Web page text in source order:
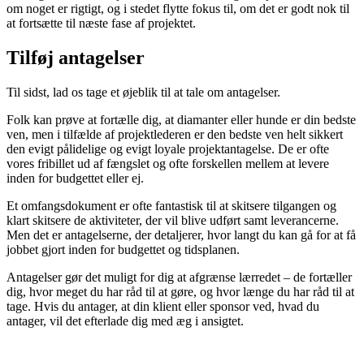
om noget er rigtigt, og i stedet flytte fokus til, om det er godt nok til
at fortsætte til næste fase af projektet.
Tilføj antagelser
Til sidst, lad os tage et øjeblik til at tale om antagelser.
Folk kan prøve at fortælle dig, at diamanter eller hunde er din bedste
ven, men i tilfælde af projektlederen er den bedste ven helt sikkert
den evigt pålidelige og evigt loyale projektantagelse. De er ofte
vores fribillet ud af fængslet og ofte forskellen mellem at levere
inden for budgettet eller ej.
Et omfangsdokument er ofte fantastisk til at skitsere tilgangen og
klart skitsere de aktiviteter, der vil blive udført samt leverancerne.
Men det er antagelserne, der detaljerer, hvor langt du kan gå for at få
jobbet gjort inden for budgettet og tidsplanen.
Antagelser gør det muligt for dig at afgrænse lærredet – de fortæller
dig, hvor meget du har råd til at gøre, og hvor længe du har råd til at
tage. Hvis du antager, at din klient eller sponsor ved, hvad du
antager, vil det efterlade dig med æg i ansigtet.